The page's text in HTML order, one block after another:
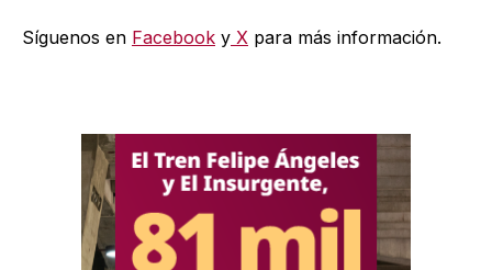
Síguenos en Facebook y X para más información.